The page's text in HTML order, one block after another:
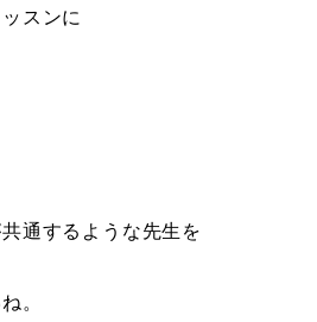
スンに
通するような先生を
。